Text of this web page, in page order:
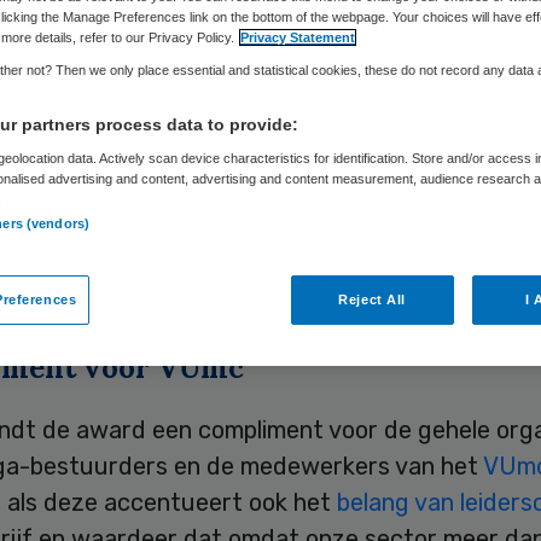
Skipr Redactie 27 november 2009,12:47 36 keer gelezen
voorzitter van de raad van bestuur van het
is door medebestuurders verkozen tot
tijdens het jaarlijkse StrategiePlatform
voor VUmc
de award een compliment voor de gehele
bestuurders en de medewerkers van het
als deze accentueert ook het belang van
the Manage Preferences link on the bottom of the webpage. Your choices will have
details, refer to our Privacy Policy.
Privacy Statement
not? Then we only place essential and statistical cookies, these do not record any data
partners process data to provide:
data. Actively scan device characteristics for identification. Store and/or access
advertising and content, advertising and content measurement, audience research
(vendors)
Reject All I